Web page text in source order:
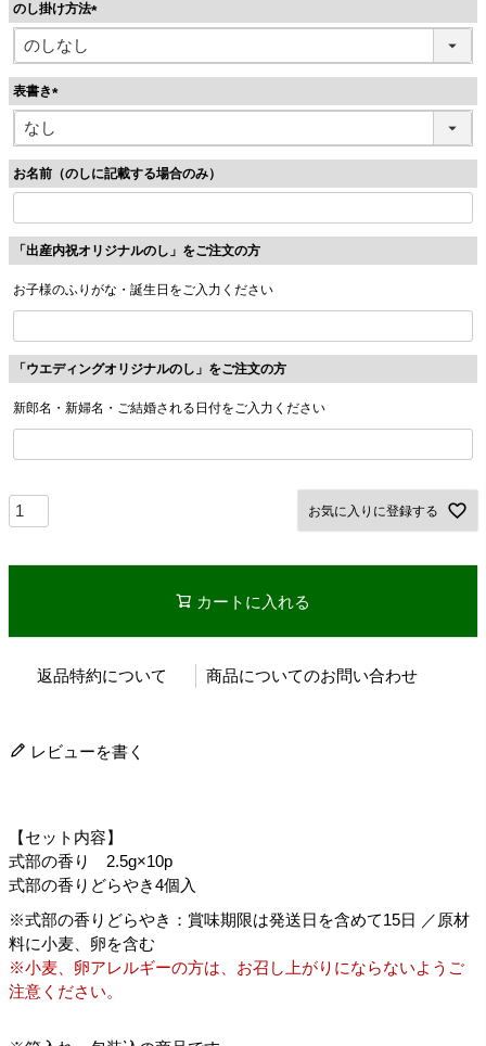
のし掛け方法
(
表書き
(
必
お名前（のしに記載する場合のみ）
「出産内祝オリジナルのし」をご注文の方
お子様のふりがな・誕生日をご入力ください
「ウエディングオリジナルのし」をご注文の方
新郎名・新婦名・ご結婚される日付をご入力ください
お気に入りに登録する
カートに入れる
返品特約について 商品についてのお問い合わせ
レビューを書く
【セット内容】
式部の香り 2.5g×10p
式部の香りどらやき4個入
※式部の香りどらやき：賞味期限は発送日を含めて15日 ／原材
料に小麦、卵を含む
※小麦、卵アレルギーの方は、お召し上がりにならないようご
注意ください。